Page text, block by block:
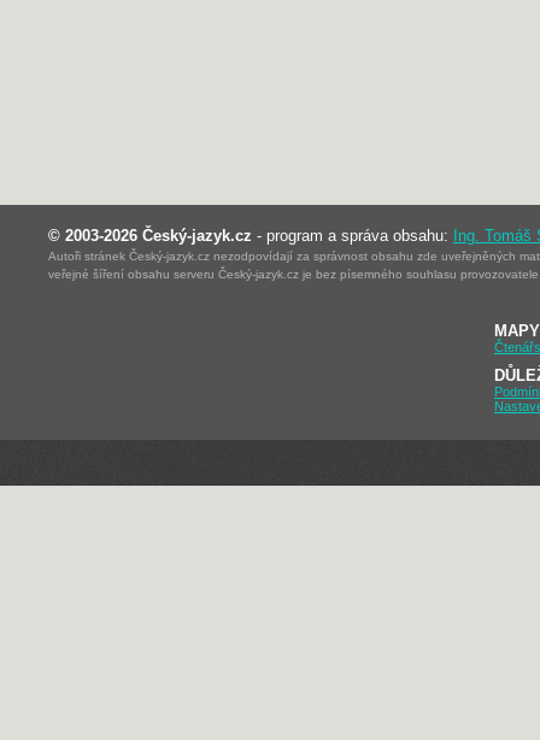
© 2003-2026 Český-jazyk.cz - program a správa obsahu: Ing. Tomáš
Autoři stránek Český-jazyk.cz nezodpovídají za správnost obsahu zde uveřejněných
veřejné šíření obsahu serveru Český-jazyk.cz je bez písemného souhlasu